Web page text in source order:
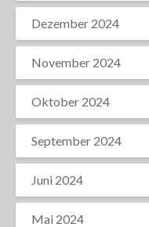
Dezember 2024
November 2024
Oktober 2024
September 2024
Juni 2024
Mai 2024